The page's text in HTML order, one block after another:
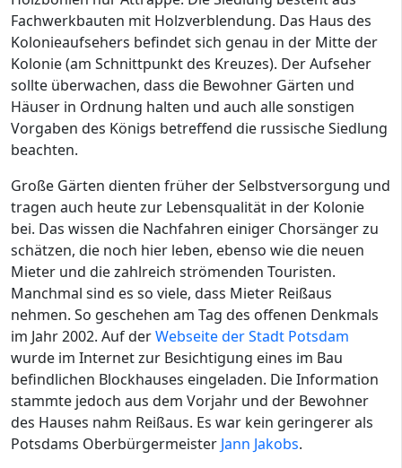
Fachwerkbauten mit Holzverblendung. Das Haus des
Kolonieaufsehers befindet sich genau in der Mitte der
Kolonie (am Schnittpunkt des Kreuzes). Der Aufseher
sollte überwachen, dass die Bewohner Gärten und
Häuser in Ordnung halten und auch alle sonstigen
Vorgaben des Königs betreffend die russische Siedlung
beachten.
Große Gärten dienten früher der Selbstversorgung und
tragen auch heute zur Lebensqualität in der Kolonie
bei. Das wissen die Nachfahren einiger Chorsänger zu
schätzen, die noch hier leben, ebenso wie die neuen
Mieter und die zahlreich strömenden Touristen.
Manchmal sind es so viele, dass Mieter Reißaus
nehmen. So geschehen am Tag des offenen Denkmals
im Jahr 2002. Auf derWebseite der Stadt Potsdam
wurde im Internet zur Besichtigung eines im Bau
befindlichen Blockhauses eingeladen. Die Information
stammte jedoch aus dem Vorjahr und der Bewohner
des Hauses nahm Reißaus. Es war kein geringerer als
Potsdams Oberbürgermeister Jann Jakobs.